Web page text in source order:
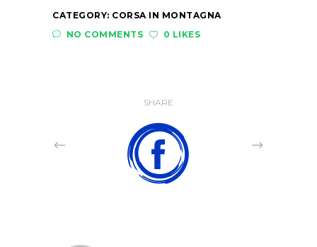
CATEGORY: CORSA IN MONTAGNA
NO COMMENTS
0 LIKES
SHARE